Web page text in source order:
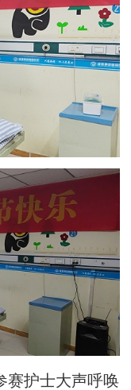
赛护士大声呼唤